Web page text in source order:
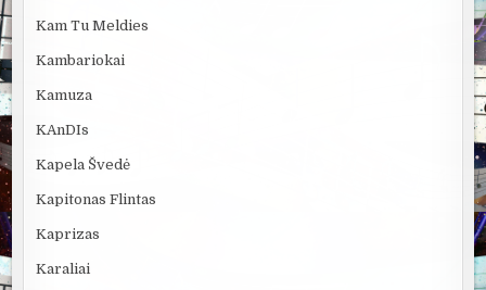
Kam Tu Meldies
Kambariokai
Kamuza
KAnDIs
Kapela Švedė
Kapitonas Flintas
Kaprizas
Karaliai